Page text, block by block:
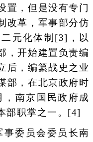
，但是没有专门
改革，军事部分仿
元化体制[3]，以
，开始建置负责编
后，编纂战史之业
部，在北京政府时
，南京国民政府成
部职掌之一。[4]
委员会委员长南